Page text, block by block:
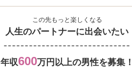
この先もっと楽しくなる
人生のパートナーに出会いたい
年収600万円以上の男性を募集！